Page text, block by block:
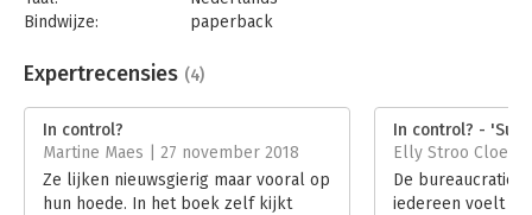
Bindwijze:
paperback
Uitgever:
Boom
Verschijningsdatum:
Hoofdrubriek: Organisatiekunde
Expertrecensies (4)
In control?
Martine Maes | 27 november 2018
Ze lijken nieuwsgierig maar vooral op
hun hoede. In het boek zelf kijkt
In control? -
Elly Stroo Cloeck
De bureaucratie
iedereen voelt